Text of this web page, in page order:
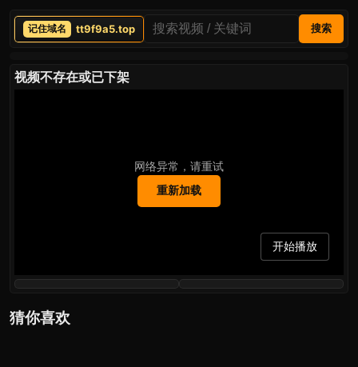
tt9f9a5.top 搜索
视频不存在或已下架
网络异常，请重试
重新加载
开始播放
猜你喜欢